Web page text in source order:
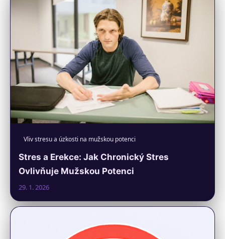
Vliv stresu a úzkosti na mužskou potenci
Stres a Erekce: Jak Chronický Stres
Ovlivňuje Mužskou Potenci
29. 1. 2026